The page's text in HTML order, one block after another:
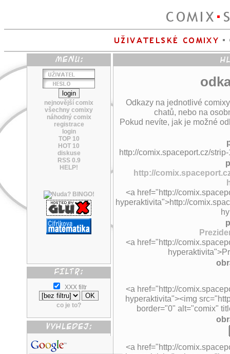
nejnovější comix
všechny comixy
náhodný comix
registrace
login
TOP 10
HOT 10
diskuse
RSS 0.9
HELP!
XXX filtr
co je to?
Odkazy na jednotlivé
chatů, nebo na
Pokud nevíte, jak je možné
http://comix.spaceport.cz/
http://
<a href="http://
hyperaktivita">http://
<a href="http://
<a href="http://
hyperaktivita"><img
border="0" alt="comix"
<a href="http://